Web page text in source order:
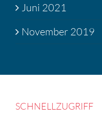
Juni 2021
November 2019
SCHNELL­ZU­GRIFF